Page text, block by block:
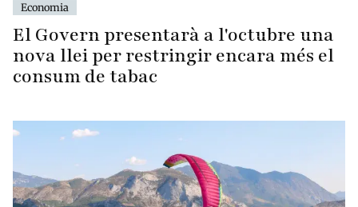
Economia
El Govern presentarà a l'octubre una
nova llei per restringir encara més el
consum de tabac